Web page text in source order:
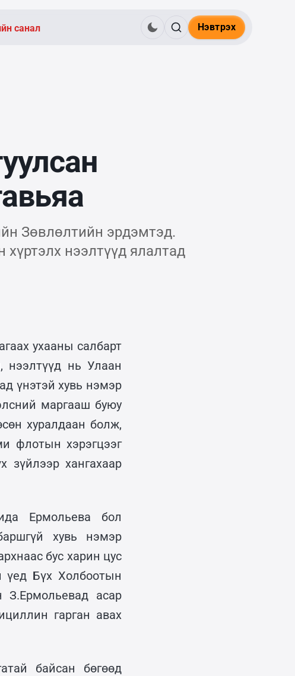
санал Нэвтрэх
Зөвлөлтийн эрдэмтэд.
хүртэлх нээлтүүд ялалтад
ухааны салбарт
нээлтүүд нь Улаан
үнэтэй хувь нэмэр
маргааш буюу
хуралдаан болж,
флотын хэрэгцээг
зүйлээр хангахаар
Ермольева бол
хувь нэмэр
бус харин цус
үед Бүх Холбоотын
З.Ермольевад асар
гарган авах
байсан бөгөөд